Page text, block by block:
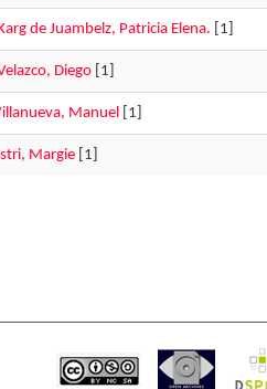
de Juambelz, Patricia Elena. [1]
Diego[1]
Manuel[1]
Margie[1]